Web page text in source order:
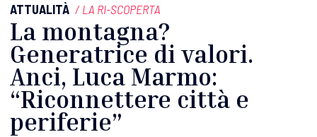
ATTUALITÀ / LA RI-SCOPERTA
La montagna?
Generatrice di valori.
Anci, Luca Marmo:
“Riconnettere città e
periferie”